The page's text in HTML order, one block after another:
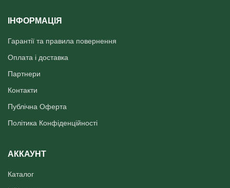
ІНФОРМАЦІЯ
Гарантії та правила повернення
Оплата і доставка
Партнери
Контакти
Публічна Оферта
Політика Конфіденційності
АККАУНТ
Каталог